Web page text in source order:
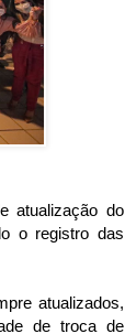
atualização do
o registro das
atualizados,
de troca de